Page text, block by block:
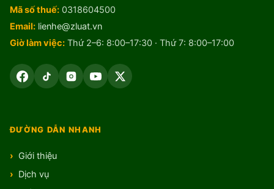
Mã số thuế: 0318604500
Email: lienhe@zluat.vn
Giờ làm việc: Thứ 2–6: 8:00–17:30 · Thứ 7: 8:00–17:00
ĐƯỜNG DẪN NHANH
Giới thiệu
Dịch vụ